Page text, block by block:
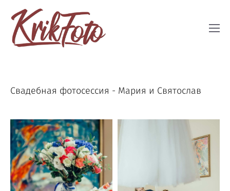
Свадебная фотосессия - Мария и Святослав